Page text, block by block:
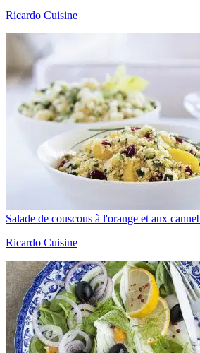
Ricardo Cuisine
Salade de couscous à l'orange et aux
Ricardo Cuisine